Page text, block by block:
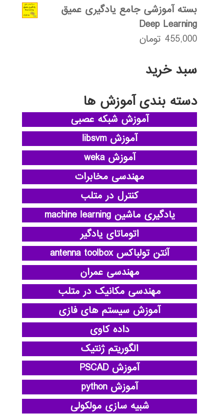
بسته آموزشی جامع یادگیری عمیق
Deep Learning
455,000 تومان
سبد خرید
دسته بندی آموزش ها
آموزش شبکه عصبی
آموزش libsvm
آموزش weka
مهندسی مخابرات
کنترل در متلب
یادگیری ماشین machine learning
اتوماتای یادگیر
آنتن تولباکس antenna toolbox
مهندسی عمران
مهندسی مکانیک در متلب
آموزش سیستم های فازی
داده کاوی
الگوریتم ژنتیک
آموزش PSCAD
آموزش python
شبیه سازی مولکولی